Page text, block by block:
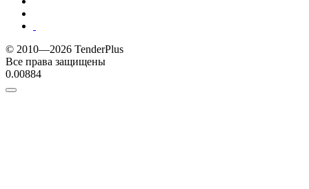
© 2010—2026 TenderPlus
Все права защищены
0.00884